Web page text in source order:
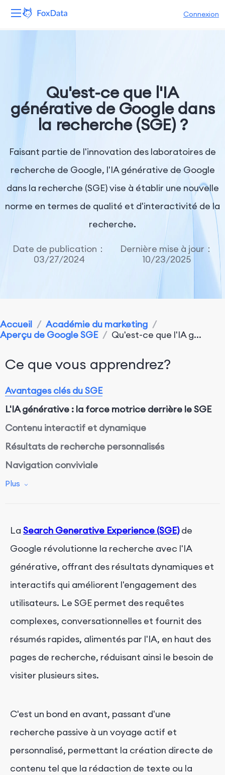
Connexion
Ressources
Tarifs
Entreprise
Qu'est-ce que l'IA
générative de Google dans
la recherche (SGE) ?
Faisant partie de l'innovation des laboratoires de
recherche de Google, l'IA générative de Google
dans la recherche (SGE) vise à établir une nouvelle
norme en termes de qualité et d'interactivité de la
recherche.
Date de publication：
03/27/2024
Dernière mise à jour：
10/23/2025
Accueil / Académie du marketing /
Aperçu de Google SGE / Qu'est-ce que l'IA g...
Ce que vous apprendrez?
Avantages clés du SGE
L'IA générative : la force motrice derrière le SGE
Contenu interactif et dynamique
Résultats de recherche personnalisés
Navigation conviviale
Formats de contenu variés
Conclusion
Plus
La Search Generative Experience (SGE)de
Google révolutionne la recherche avec l'IA
générative, offrant des résultats dynamiques et
interactifs qui améliorent l'engagement des
utilisateurs. Le SGE permet des requêtes
complexes, conversationnelles et fournit des
résumés rapides, alimentés par l'IA, en haut des
pages de recherche, réduisant ainsi le besoin de
visiter plusieurs sites.
C'est un bond en avant, passant d'une
recherche passive à un voyage actif et
personnalisé, permettant la création directe de
contenu tel que la rédaction de texte ou la